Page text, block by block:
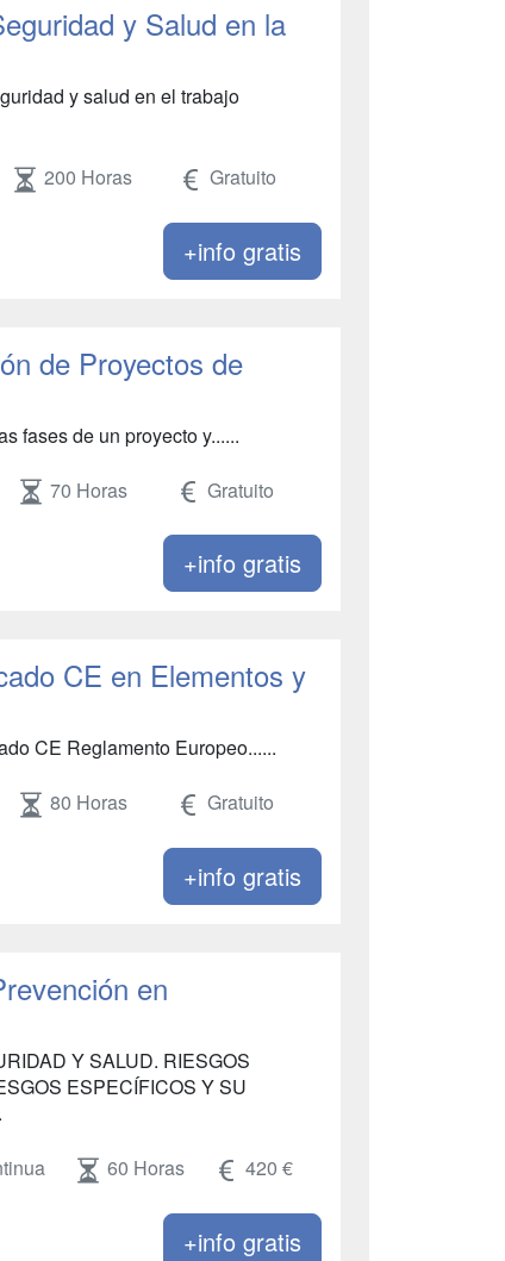
y Salud en la
y salud en el trabajo
200 Horas Gratuito
+info gratis
de Proyectos de
fases de un proyecto y......
70 Horas Gratuito
+info gratis
CE en Elementos y
CE Reglamento Europeo......
80 Horas Gratuito
+info gratis
en
Y SALUD. RIESGOS
ESPECÍFICOS Y SU
60 Horas 420 €
+info gratis